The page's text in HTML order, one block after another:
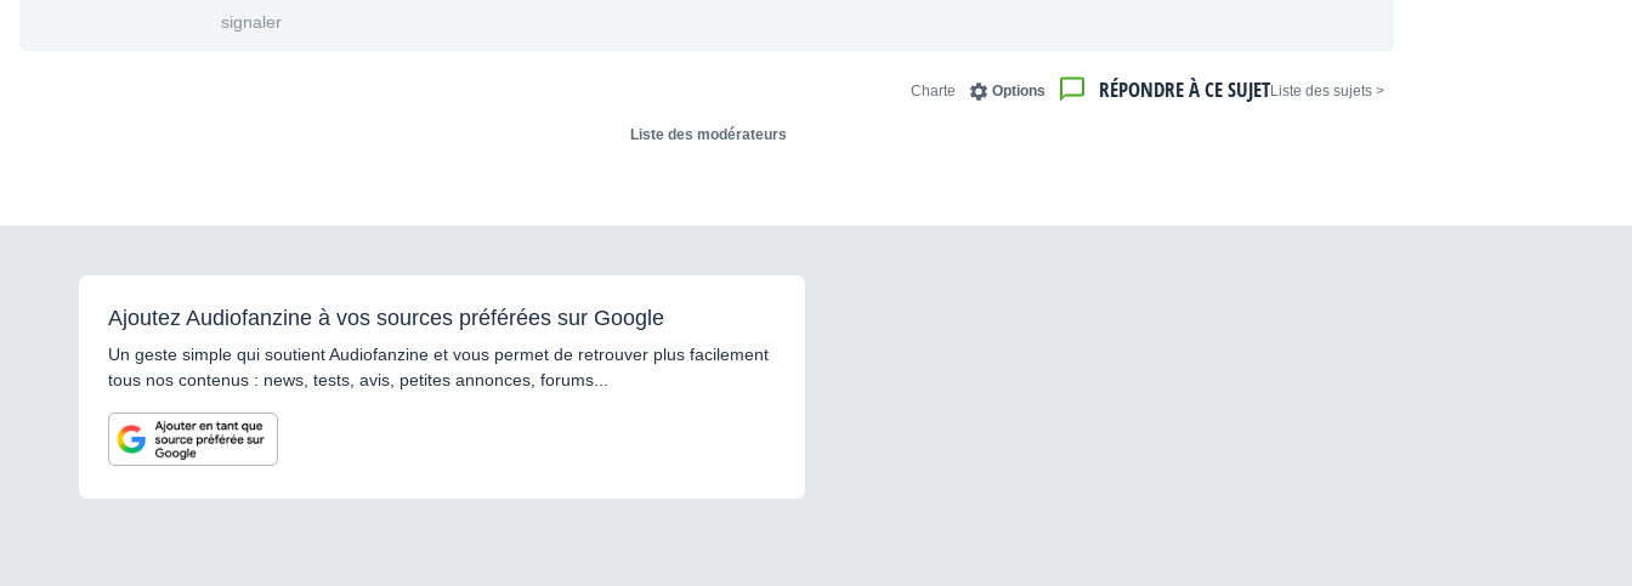
signaler
< Liste des sujets
RÉPONDRE À CE SUJET
Options
Charte
Liste des modérateurs
Ajoutez Audiofanzine à vos sources préférées sur Google
Un geste simple qui soutient Audiofanzine et vous permet de retrouver plus facilement
tous nos contenus : news, tests, avis, petites annonces, forums...